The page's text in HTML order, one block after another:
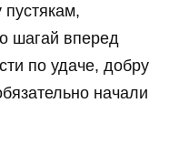
шагай вперед
по удаче, добру
начали